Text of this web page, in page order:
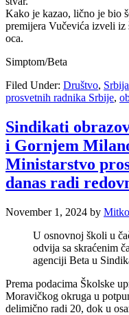
Kako je kazao, lično je bio
premijera Vučevića izveli
oca.
Simptom/Beta
Filed Under: Društvo, Srbija
prosvetnih radnika Srbije,
Sindikati
i Gornjem
Ministarstvo
danas radi
November 1, 2024 by
U osnovnoj školi u
odvija sa skraćenim
agenciji Beta u
Prema podacima Školske
Moravičkog okruga u
delimično radi 20, dok u